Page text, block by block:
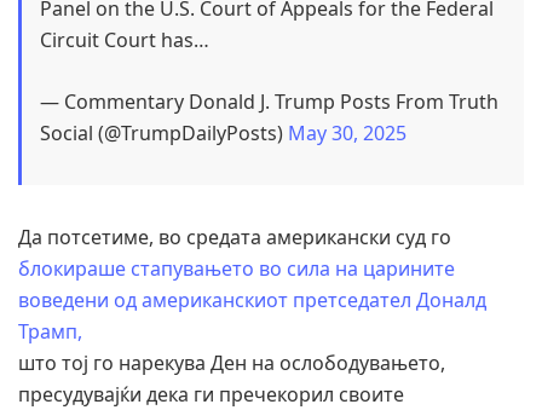
Panel on the U.S. Court of Appeals for the Federal
Circuit Court has…
— Commentary Donald J. Trump Posts From Truth
Social (@TrumpDailyPosts) May 30, 2025
Да потсетиме, во средата американски суд го
блокираше стапувањето во сила на царините
воведени од американскиот претседател Доналд
Трамп,
што тој го нарекува Ден на ослободувањето,
пресудувајќи дека ги пречекорил своите